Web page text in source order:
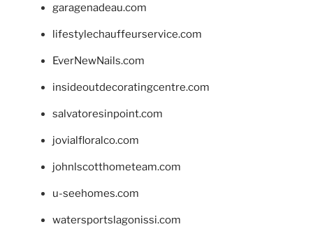
garagenadeau.com
lifestylechauffeurservice.com
EverNewNails.com
insideoutdecoratingcentre.com
salvatoresinpoint.com
jovialfloralco.com
johnlscotthometeam.com
u-seehomes.com
watersportslagonissi.com